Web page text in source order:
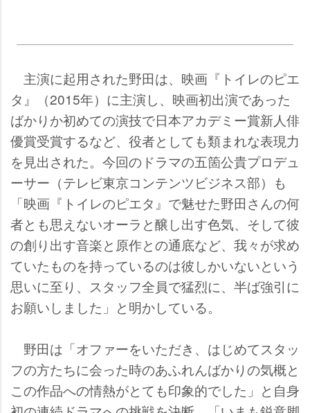
主演に起用された野田は、映画『トイレのピエ
タ』（2015年）に主演し、映画初出演であった
ばかりか初めての演技で日本アカデミー賞新人俳
優賞受賞するなど、役者としても類まれな表現力
を見出された。今回のドラマの五箇公貴プロデュ
ーサー（テレビ東京コンテンツビジネス部）も
「映画『トイレのピエタ』で魅せた野田さんの何
者とも思えないオーラと醸し出す色気、そして彼
の創り出す音楽と原作との通底など、我々が求め
ていたものを持っているのは彼しかいないという
思いに至り、スタッフ全員で猛烈に、半ば強引に
お願いしました」と明かしている。
野田は「オファーをいただき、はじめてスタッ
フの方たちに会った時のあふれんばかりの気概と
この作品への情熱がとても印象的でした」と自身